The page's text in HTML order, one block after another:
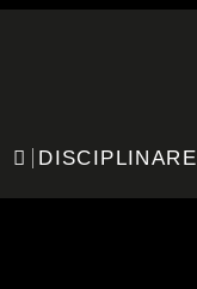
DISCIPLINARE